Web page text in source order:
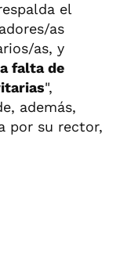
el
as
as, y
falta de
",
además,
por su rector,